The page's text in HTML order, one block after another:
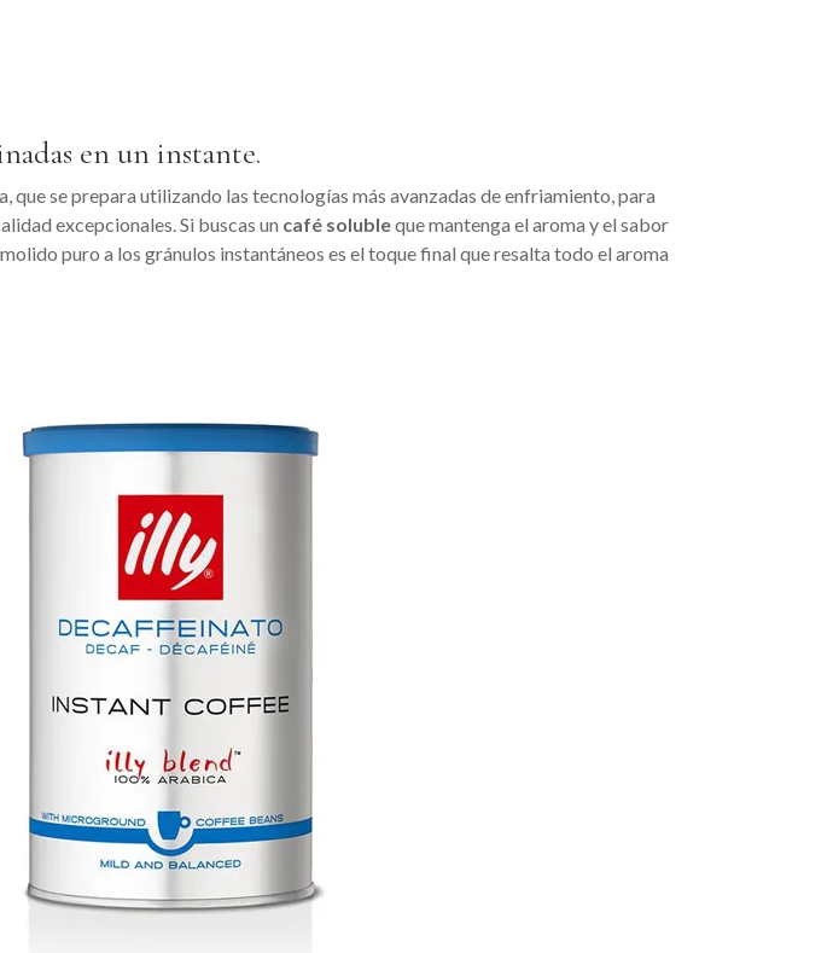
en un instante.
se prepara utilizando las tecnologías más avanzadas de enfriamiento, para
excepcionales. Si buscas un café solubleque mantenga el aroma y el sabor
puro a los gránulos instantáneos es el toque final que resalta todo el aroma